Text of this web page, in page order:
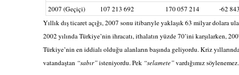
2007 (Geçiçi)
107 213 692 170 057 214 -62
Yıllık dış ticaret açığı, 2007 sonu itibarıyle yaklaşık 63 milyar dolara
2002 yılında Türkiye’nin ihracatı, ithalatın yüzde 70’ini karşılarken,
Türkiye’nin en iddialı olduğu alanların başında geliyordu. Kriz
vatandaştan “sabır”isteniyordu. Pek “selamete”vardığımız söylenemez.